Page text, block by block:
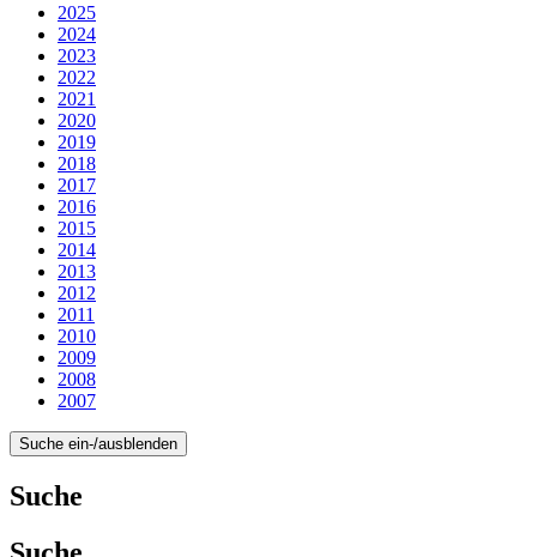
2025
2024
2023
2022
2021
2020
2019
2018
2017
2016
2015
2014
2013
2012
2011
2010
2009
2008
2007
Suche ein-/ausblenden
Suche